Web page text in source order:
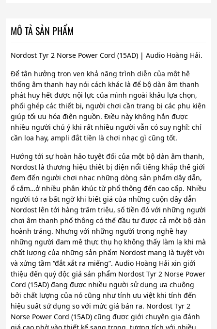
MÔ TẢ SẢN PHẨM
Nordost Tyr 2 Norse Power Cord (15AD) | Audio Hoàng Hải.
Để tận hưởng trọn vẹn khả năng trình diễn của một hệ
thống âm thanh hay nói cách khác là để bộ dàn âm thanh
phát huy hết được nội lực của mình ngoài khâu lựa chọn,
phối ghép các thiết bị, người chơi cần trang bị các phụ kiện
giúp tối ưu hóa điện nguồn. Điều này không hẳn được
nhiều người chú ý khi rất nhiều người vẫn có suy nghĩ: chỉ
cần loa hay, ampli đắt tiền là chơi nhạc gì cũng tốt.
Hướng tới sự hoàn hảo tuyệt đối của một bộ dàn âm thanh,
Nordost là thương hiệu thiết bị điện nổi tiếng khắp thế giới
đem đến người chơi nhạc những dòng sản phẩm dây dẫn,
ổ cắm…ở nhiều phân khúc từ phổ thông đến cao cấp. Nhiều
người tỏ ra bất ngờ khi biết giá của những cuộn dây dẫn
Nordost lên tới hàng trăm triệu, số tiền đó với những người
chơi âm thanh phổ thông có thể đầu tư được cả một bộ dàn
hoành tráng. Nhưng với những người trong nghề hay
những người đam mê thực thụ họ không thấy làm lạ khi mà
chất lượng của những sản phẩm Nordost mang là tuyệt vời
và xứng tầm “đắt xắt ra miếng”. Audio Hoàng Hải xin giới
thiệu đến quý độc giả sản phẩm Nordost Tyr 2 Norse Power
Cord (15AD) đang được nhiều người sử dụng ưa chuộng
bởi chất lượng của nó cũng như tính ưu việt khi tính đến
hiệu suất sử dụng so với mức giá bán ra. Nordost Tyr 2
Norse Power Cord (15AD) cũng được giới chuyên gia đánh